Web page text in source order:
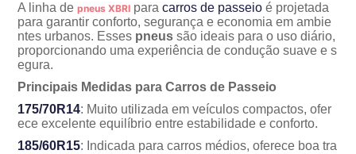
A linha depneus XBRI paracarros de passeio é projetada
para garantir conforto, segurança e economia em ambie
ntes urbanos. Esses pneussão ideais para o uso diário,
proporcionando uma experiência de condução suave e s
egura.
Principais Medidas para Carros de Passeio
175/70R14: Muito utilizada em veículos compactos, ofer
ece excelente equilíbrio entre estabilidade e conforto.
185/60R15: Indicada para carros médios, oferece boa tra